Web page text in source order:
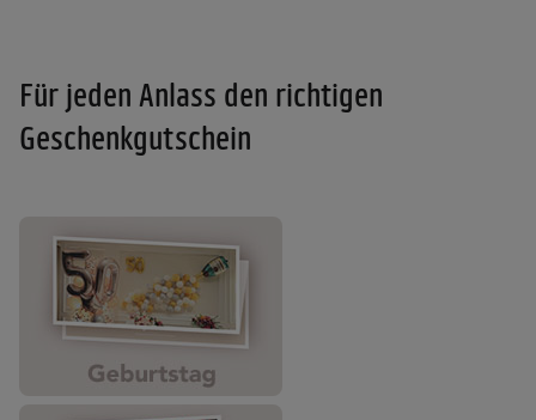
Für jeden Anlass den richtigen
Geschenkgutschein